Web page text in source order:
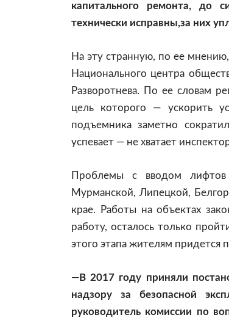
капитального ремонта, до
технически исправны,за них
На эту странную, по ее
Национального центра
Разворотнева. По ее словам
цель которого — ускорить
подъемника заметно
успевает — не хватает
Проблемы с вводом
Мурманской, Липецкой,
крае. Работы на объектах
работу, осталось только
этого этапа жителям придется
—В 2017 году приняли
надзору за безопасной
руководитель комиссии по